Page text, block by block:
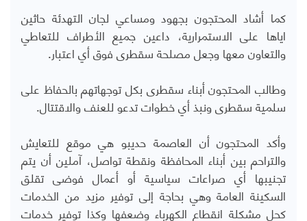
كما أشاد المحتجون بجهود ومساعي لجان التهدئة حاثين
اياها على الاستمرارية، داعين جميع الأطراف للتعاطي
والتعاون معها وجعل مصلحة سقطرى فوق أي اعتبار.
وطالب المحتجون أبناء سقطرى بكل توجهاتهم بالحفاظ على
سلمية سقطرى ونبذ أي خطوات تدعو للعنف والاقتتال.
وأكد المحتجون أن العاصمة حديبو هي موقع للتعايش
والتراحم بين أبناء المحافظة ونقطة تواصل، آملين أن يتم
تجنيبها أي صراعات سياسية أو أعمال فوضى تقلق
السكينة العامة وهي بحاجة إلى توفير مزيد من الخدمات
كحل مشكلة انقطاع الكهرباء وضعفها وكذا توفير خدمات